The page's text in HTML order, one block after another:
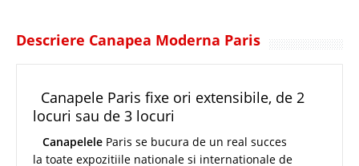
Descriere Canapea Moderna Paris
Canapele Paris fixe ori extensibile, de 2
locuri sau de 3 locuri
Canapelele Paris se bucura de un real succes
la toate expozitiile nationale si internationale de